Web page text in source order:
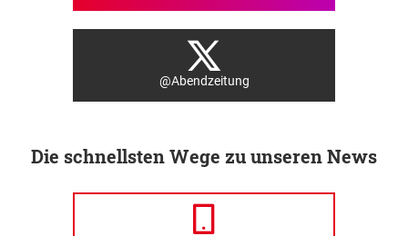
@Abendzeitung
Die schnellsten Wege zu unseren News